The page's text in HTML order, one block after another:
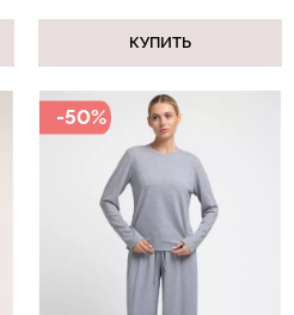
КУПИТЬ
-50%